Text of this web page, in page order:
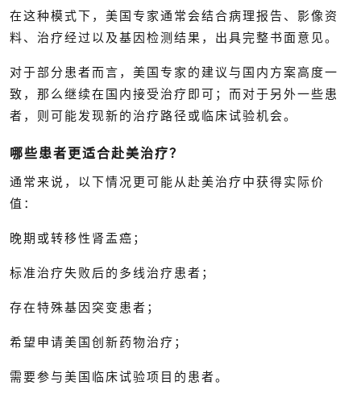
在这种模式下，美国专家通常会结合病理报告、影像资
料、治疗经过以及基因检测结果，出具完整书面意见。
对于部分患者而言，美国专家的建议与国内方案高度一
致，那么继续在国内接受治疗即可；而对于另外一些患
者，则可能发现新的治疗路径或临床试验机会。
哪些患者更适合赴美治疗？
通常来说，以下情况更可能从赴美治疗中获得实际价
值：
晚期或转移性肾盂癌；
标准治疗失败后的多线治疗患者；
存在特殊基因突变患者；
希望申请美国创新药物治疗；
需要参与美国临床试验项目的患者。